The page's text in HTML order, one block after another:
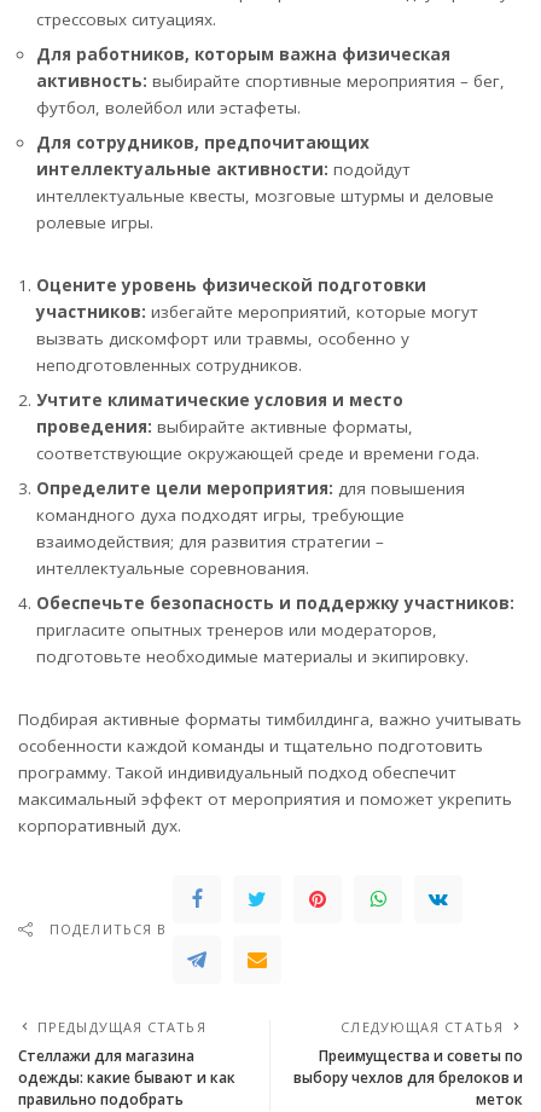
стрессовых ситуациях.
Для работников, которым важна физическая
активность: выбирайте спортивные мероприятия – бег,
футбол, волейбол или эстафеты.
Для сотрудников, предпочитающих
интеллектуальные активности: подойдут
интеллектуальные квесты, мозговые штурмы и деловые
ролевые игры.
Оцените уровень физической подготовки
участников: избегайте мероприятий, которые могут
вызвать дискомфорт или травмы, особенно у
неподготовленных сотрудников.
Учтите климатические условия и место
проведения: выбирайте активные форматы,
соответствующие окружающей среде и времени года.
Определите цели мероприятия: для повышения
командного духа подходят игры, требующие
взаимодействия; для развития стратегии –
интеллектуальные соревнования.
Обеспечьте безопасность и поддержку участников:
пригласите опытных тренеров или модераторов,
подготовьте необходимые материалы и экипировку.
Подбирая активные форматы тимбилдинга, важно учитывать
особенности каждой команды и тщательно подготовить
программу. Такой индивидуальный подход обеспечит
максимальный эффект от мероприятия и поможет укрепить
корпоративный дух.
ПОДЕЛИТЬСЯ В
ПРЕДЫДУЩАЯ СТАТЬЯ
Стеллажи для магазина
одежды: какие бывают и как
правильно подобрать
СЛЕДУЮЩАЯ СТАТЬЯ
Преимущества и советы по
выбору чехлов для брелоков и
меток